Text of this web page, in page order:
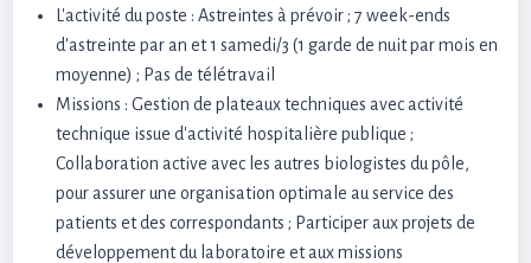
L'activité du poste : Astreintes à prévoir ; 7 week-ends
d'astreinte par an et 1 samedi/3 (1 garde de nuit par mois en
moyenne) ; Pas de télétravail
Missions : Gestion de plateaux techniques avec activité
technique issue d'activité hospitalière publique ;
Collaboration active avec les autres biologistes du pôle,
pour assurer une organisation optimale au service des
patients et des correspondants ; Participer aux projets de
développement du laboratoire et aux missions